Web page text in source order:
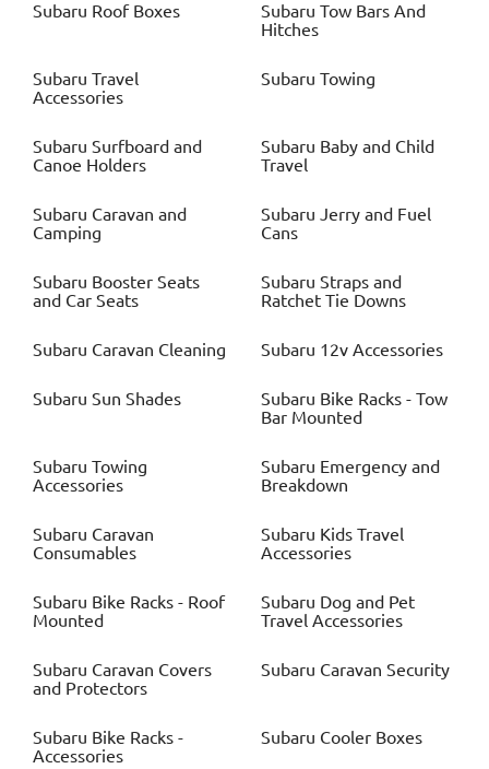
Subaru Roof Boxes Subaru Tow Bars And
Hitches
Subaru Travel
Accessories
Subaru Towing
Subaru Surfboard and
Canoe Holders
Subaru Baby and Child
Travel
Subaru Caravan and
Camping
Subaru Jerry and Fuel
Cans
Subaru Booster Seats
and Car Seats
Subaru Straps and
Ratchet Tie Downs
Subaru Caravan Cleaning Subaru 12v Accessories
Subaru Sun Shades Subaru Bike Racks - Tow
Bar Mounted
Subaru Towing
Accessories
Subaru Emergency and
Breakdown
Subaru Caravan
Consumables
Subaru Kids Travel
Accessories
Subaru Bike Racks - Roof
Mounted
Subaru Dog and Pet
Travel Accessories
Subaru Caravan Covers
and Protectors
Subaru Caravan Security
Subaru Bike Racks -
Accessories
Subaru Cooler Boxes